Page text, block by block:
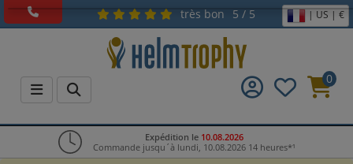
très bon 5 / 5 | US | €
0
Expédition le 10.08.2026
Commande jusqu´à lundi, 10.08.2026 14 heures*¹